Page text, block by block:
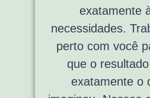
exatamente
necessidades.
perto com você
que o
exatamente o